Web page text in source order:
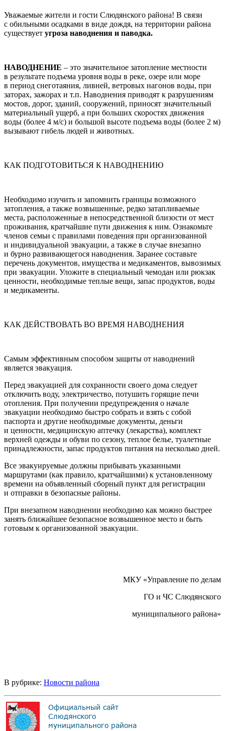
Уважаемые жители и гости Слюдянского района! В связи
с обильными осадками в виде дождя, на территории района
существует угроза наводнения и паводка.
НАВОДНЕНИЕ – это значительное затопление местности
в результате подъема уровня воды в реке, озере или море
в период снеготаяния, ливней, ветровых нагонов воды, при
заторах, зажорах и т.п. Наводнения приводят к разрушениям
мостов, дорог, зданий, сооружений, приносят значительный
материальный ущерб, а при больших скоростях движения
воды (более 4 м/с) и большой высоте подъема воды (более 2 м)
вызывают гибель людей и животных.
КАК ПОДГОТОВИТЬСЯ К НАВОДНЕНИЮ
Необходимо изучить и запомнить границы возможного
затопления, а также возвышенные, редко затапливаемые
места, расположенные в непосредственной близости от мест
проживания, кратчайшие пути движения к ним. Ознакомьте
членов семьи с правилами поведения при организованной
и индивидуальной эвакуации, а также в случае внезапно
и бурно развивающегося наводнения. Заранее составьте
перечень документов, имущества и медикаментов, вывозимых
при эвакуации. Уложите в специальный чемодан или рюкзак
ценности, необходимые теплые вещи, запас продуктов, воды
и медикаменты.
КАК ДЕЙСТВОВАТЬ ВО ВРЕМЯ НАВОДНЕНИЯ
Самым эффективным способом защиты от наводнений
является эвакуация.
Перед эвакуацией для сохранности своего дома следует
отключить воду, электричество, потушить горящие печи
отопления. При получении предупреждения о начале
эвакуации необходимо быстро собрать и взять с собой
паспорта и другие необходимые документы, деньги
и ценности, медицинскую аптечку (лекарства), комплект
верхней одежды и обуви по сезону, теплое белье, туалетные
принадлежности, запас продуктов питания на несколько дней.
Все эвакуируемые должны прибывать указанными
маршрутами (как правило, кратчайшими) к установленному
времени на объявленный сборный пункт для регистрации
и отправки в безопасные районы.
При внезапном наводнении необходимо как можно быстрее
занять ближайшее безопасное возвышенное место и быть
готовым к организованной эвакуации.
МКУ «Управление по делам
ГО и ЧС Слюдянского
муниципального района»
В рубрике: Новости района